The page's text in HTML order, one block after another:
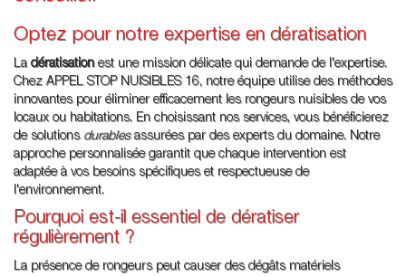
Optez pour notre expertise en dératisation
La dératisationest une mission délicate qui demande de l'expertise.
Chez APPEL STOP NUISIBLES 16, notre équipe utilise des méthodes
innovantes pour éliminer efficacement les rongeurs nuisibles de vos
locaux ou habitations. En choisissant nos services, vous bénéficierez
de solutions durablesassurées par des experts du domaine. Notre
approche personnalisée garantit que chaque intervention est
adaptée à vos besoins spécifiques et respectueuse de
l'environnement.
Pourquoi est-il essentiel de dératiser
régulièrement ?
La présence de rongeurs peut causer des dégâts matériels